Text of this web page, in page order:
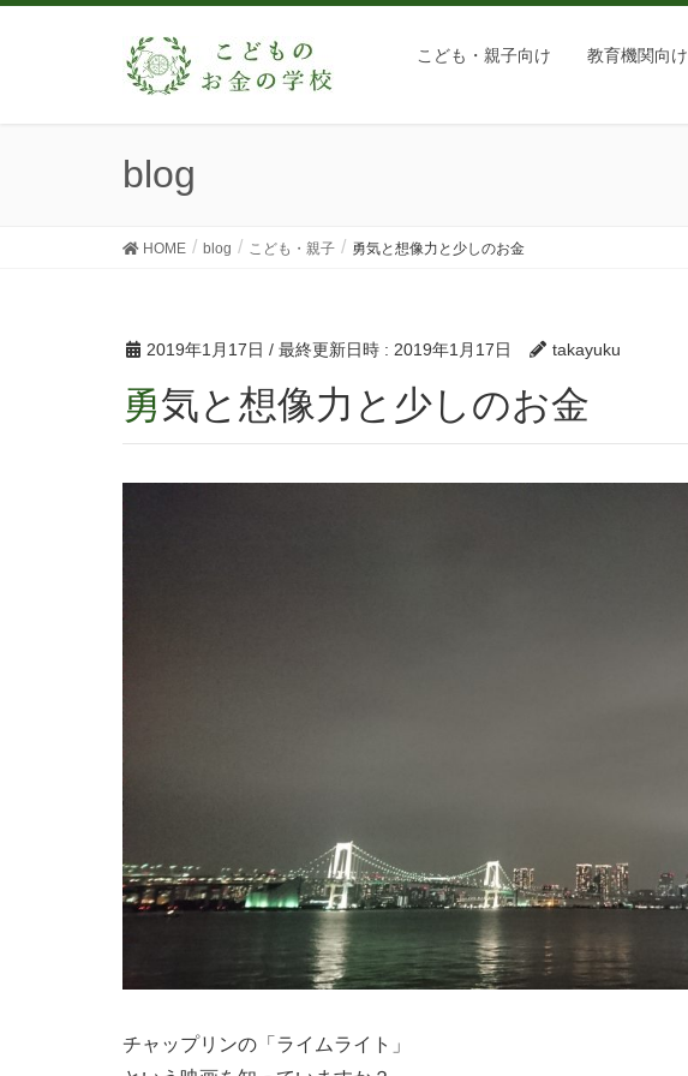
こども・親子向け 教育機関向け
blog
HOME blog こども・親子 勇気と想像力と少しのお金
2019年1月17日 / 最終更新日時 : 2019年1月17日 takayuku
勇気と想像力と少しのお金
チャップリンの「ライムライト」